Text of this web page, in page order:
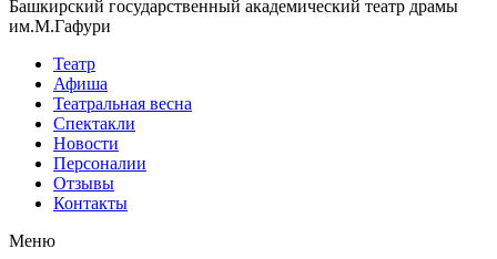
Башкирский государственный академический театр драмы
им.М.Гафури
Театр
Афиша
Театральная весна
Спектакли
Новости
Персоналии
Отзывы
Контакты
Меню